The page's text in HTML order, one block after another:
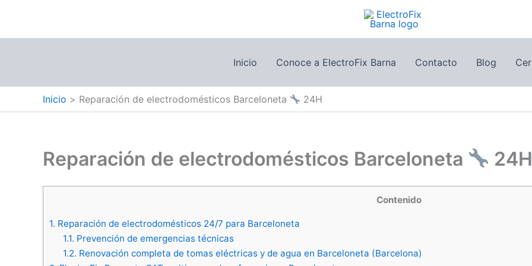
contenido
Inicio Conoce a ElectroFix Barna Contacto Blog
Inicio Reparación de electrodomésticos Barceloneta 24H
Reparación de electrodomésticos Barceloneta 24H
Contenido
1. Reparación de electrodomésticos 24/7 para Barceloneta
1.1. Prevención de emergencias técnicas
1.2. Renovación completa de tomas eléctricas y de agua en Barceloneta (Barcelona)